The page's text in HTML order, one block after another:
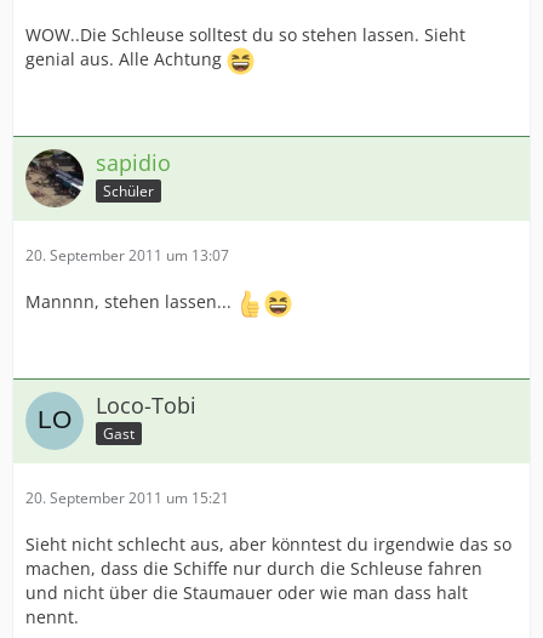
WOW..Die Schleuse solltest du so stehen lassen. Sieht
genial aus. Alle Achtung
sapidio
Schüler
20. September 2011 um 13:07
Mannnn, stehen lassen...
Loco-Tobi
Gast
20. September 2011 um 15:21
Sieht nicht schlecht aus, aber könntest du irgendwie das so
machen, dass die Schiffe nur durch die Schleuse fahren
und nicht über die Staumauer oder wie man dass halt
nennt.